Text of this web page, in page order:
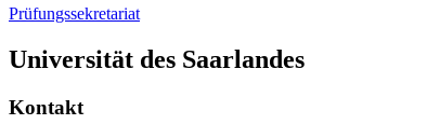
Prüfungssekretariat
Universität des Saarlandes
Kontakt